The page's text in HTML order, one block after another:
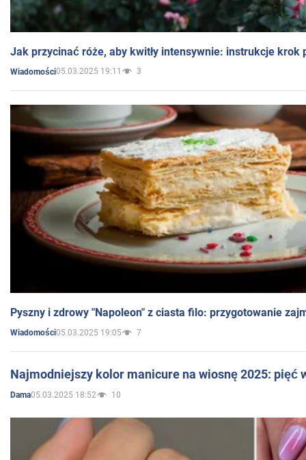
Jak przycinać róże, aby kwitły intensywnie: instrukcje krok
Wiadomości05.03.2025 19:11 3
Pyszny i zdrowy "Napoleon" z ciasta filo: przygotowanie
Wiadomości05.03.2025 19:05 7
Najmodniejszy kolor manicure na wiosnę 2025: pięć
Dama05.03.2025 18:52 10